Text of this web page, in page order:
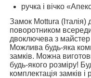
ручка і вічко
Замок Mottura
поворотником
двоключева з
Можлива будь-яка
замків. Можна
будь-якого розміру!
комплектація замків і